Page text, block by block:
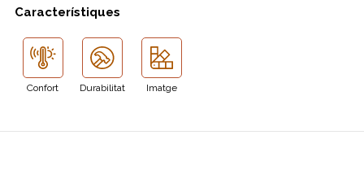
Característiques
Confort Durabilitat Imatge